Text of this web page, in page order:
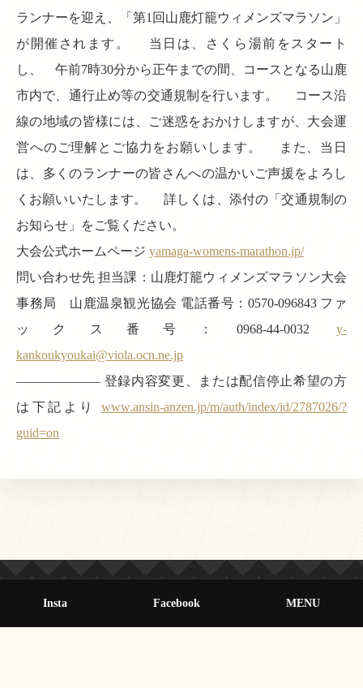
ランナーを迎え、「第1回山鹿灯籠ウィメンズマラソン」
が開催されます。 当日は、さくら湯前をスタート
し、 午前7時30分から正午までの間、コースとなる山鹿
市内で、通行止め等の交通規制を行います。 コース沿
線の地域の皆様には、ご迷惑をおかけしますが、大会運
営へのご理解とご協力をお願いします。 また、当日
は、多くのランナーの皆さんへの温かいご声援をよろし
くお願いいたします。 詳しくは、添付の「交通規制の
お知らせ」をご覧ください。
大会公式ホームページ yamaga-womens-marathon.jp/
問い合わせ先 担当課：山鹿灯籠ウィメンズマラソン大会
事務局 山鹿温泉観光協会 電話番号：0570-096843 ファ
ックス番号：0968-44-0032 y-
kankoukyoukai@viola.ocn.ne.jp
——————– 登録内容変更、または配信停止希望の方
は下記より www.ansin-anzen.jp/m/auth/index/id/2787026/?
guid=on
Insta Facebook MENU